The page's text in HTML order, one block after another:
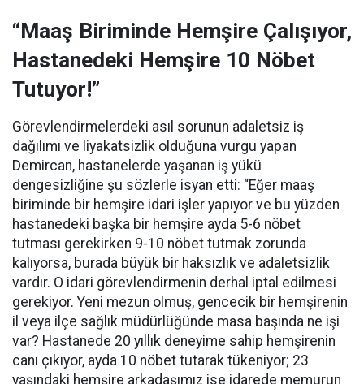
“Maaş Biriminde Hemşire Çalışıyor,
Hastanedeki Hemşire 10 Nöbet
Tutuyor!”
Görevlendirmelerdeki asıl sorunun adaletsiz iş
dağılımı ve liyakatsizlik olduğuna vurgu yapan
Demircan, hastanelerde yaşanan iş yükü
dengesizliğine şu sözlerle isyan etti: “Eğer maaş
biriminde bir hemşire idari işler yapıyor ve bu yüzden
hastanedeki başka bir hemşire ayda 5-6 nöbet
tutması gerekirken 9-10 nöbet tutmak zorunda
kalıyorsa, burada büyük bir haksızlık ve adaletsizlik
vardır. O idari görevlendirmenin derhal iptal edilmesi
gerekiyor. Yeni mezun olmuş, gencecik bir hemşirenin
il veya ilçe sağlık müdürlüğünde masa başında ne işi
var? Hastanede 20 yıllık deneyime sahip hemşirenin
canı çıkıyor, ayda 10 nöbet tutarak tükeniyor; 23
yaşındaki hemşire arkadaşımız ise idarede memurun